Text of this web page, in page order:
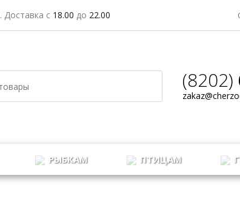
. Доставка с 18.00 до 22.00
(8202)
РЫБКАМ ПТИЦАМ